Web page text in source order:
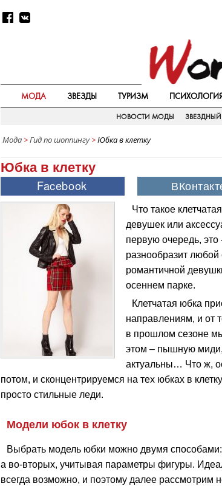
МОДА ЗВЕЗДЫ ТУРИЗМ
НОВОСТИ МОДЫ
Мода >Гид по шоппингу>Юбка в клетку
Юбка в клетку
Что такое
девушек или
первую очередь,
разнообразит любой
романтичной
осеннем парке.
Клетчатая юбка
направлениям, и от
в прошлом сезоне
этом – пышную
актуальны… Что ж,
потом, и сконцентрируемся на тех юбках в
просто стильные леди.
Модели юбок в клетку
Выбрать модель юбки можно двумя
а во-вторых, учитывая параметры фигуры.
всегда возможно, и поэтому далее рассмотрим